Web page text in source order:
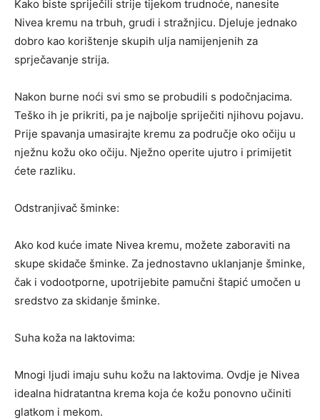
Kako biste spriječili strije tijekom trudnoće, nanesite
Nivea kremu na trbuh, grudi i stražnjicu. Djeluje jednako
dobro kao korištenje skupih ulja namijenjenih za
sprječavanje strija.
Nakon burne noći svi smo se probudili s podočnjacima.
Teško ih je prikriti, pa je najbolje spriječiti njihovu pojavu.
Prije spavanja umasirajte kremu za područje oko očiju u
nježnu kožu oko očiju. Nježno operite ujutro i primijetit
ćete razliku.
Odstranjivač šminke:
Ako kod kuće imate Nivea kremu, možete zaboraviti na
skupe skidače šminke. Za jednostavno uklanjanje šminke,
čak i vodootporne, upotrijebite pamučni štapić umočen u
sredstvo za skidanje šminke.
Suha koža na laktovima:
Mnogi ljudi imaju suhu kožu na laktovima. Ovdje je Nivea
idealna hidratantna krema koja će kožu ponovno učiniti
glatkom i mekom.